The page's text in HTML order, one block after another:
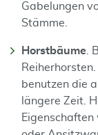
Gabelungen
Stämme.
Horstbäume .
benutzen die
längere Zeit.
Eigenschaften